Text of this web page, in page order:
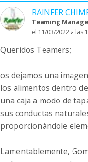
RAINFER
Teaming
el 11/03/2022 a las
Queridos Teamers;
os dejamos una
los alimentos dentro
una caja a modo de
sus conductas
proporcionándole
Lamentablemente,